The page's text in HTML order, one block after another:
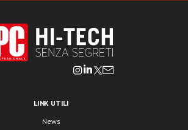
LINK UTILI
News